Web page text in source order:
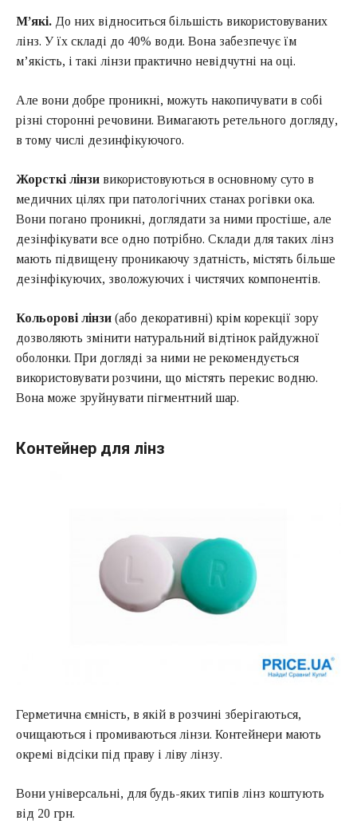
М’які. До них відноситься більшість використовуваних
лінз. У їх складі до 40% води. Вона забезпечує їм
м’якість, і такі лінзи практично невідчутні на оці.
Але вони добре проникні, можуть накопичувати в собі
різні сторонні речовини. Вимагають ретельного догляду,
в тому числі дезинфікуючого.
Жорсткі лінзи використовуються в основному суто в
медичних цілях при патологічних станах рогівки ока.
Вони погано проникні, доглядати за ними простіше, але
дезінфікувати все одно потрібно. Склади для таких лінз
мають підвищену проникаючу здатність, містять більше
дезінфікуючих, зволожуючих і чистячих компонентів.
Кольорові лінзи (або декоративні) крім корекції зору
дозволяють змінити натуральний відтінок райдужної
оболонки. При догляді за ними не рекомендується
використовувати розчини, що містять перекис водню.
Вона може зруйнувати пігментний шар.
Контейнер для лінз
Герметична ємність, в якій в розчині зберігаються,
очищаються і промиваються лінзи. Контейнери мають
окремі відсіки під праву і ліву лінзу.
Вони універсальні, для будь-яких типів лінз коштують
від 20 грн.